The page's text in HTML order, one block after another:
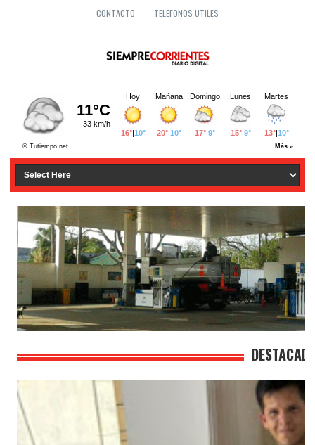
CONTACTO TELEFONOS UTILES